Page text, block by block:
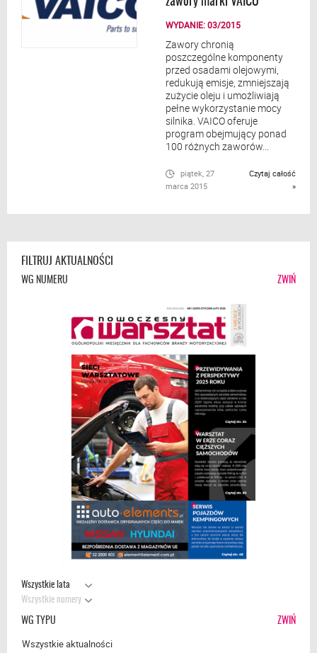
WYDANIE: 03/2015
Zawory chronią
poszczególne komponenty
przed osadami olejowymi,
redukują emisje, zmniejszają
zużycie oleju i umożliwiają
pełne wykorzystanie mocy
silnika. VAICO oferuje
program obejmujący ponad
100 różnych zaworów...
piątek, 27
marca 2015
Czytaj całość
»
FILTRUJ AKTUALNOŚCI
WG NUMERU ZWIŃ
Wszystkie lata
Wszystkie numery
WG TYPU ZWIŃ
Wszystkie aktualności